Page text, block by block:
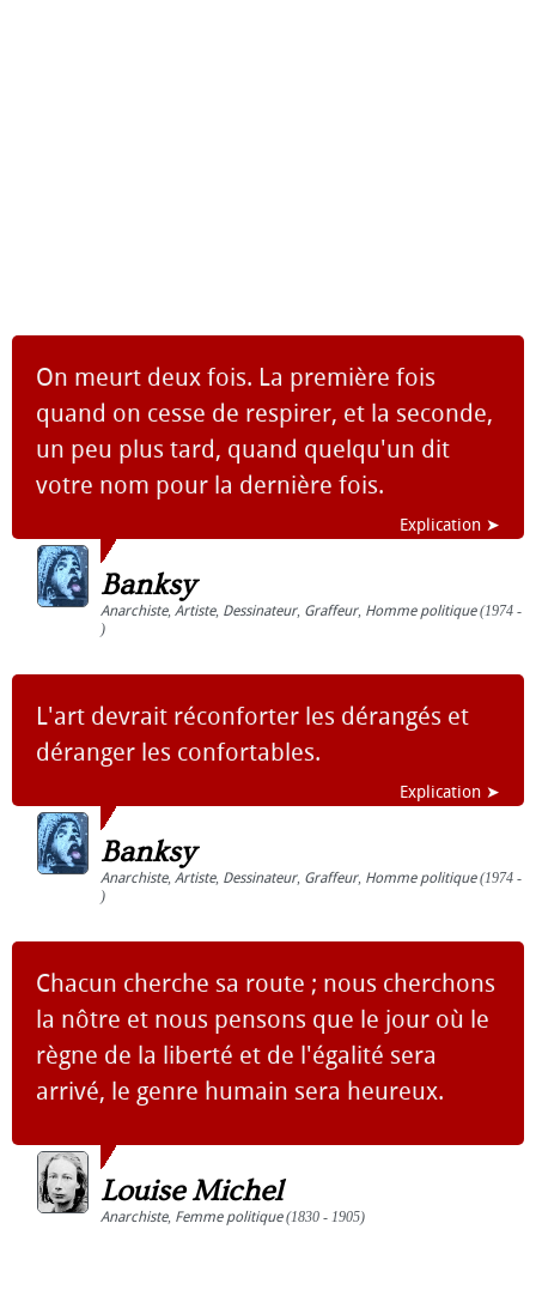
On meurt deux fois. La première fois
quand on cesse de respirer, et la seconde,
un peu plus tard, quand quelqu'un dit
votre nom pour la dernière fois.
Explication ➤
Banksy
Anarchiste, Artiste, Dessinateur, Graffeur, Homme politique(1974 -
)
L'art devrait réconforter les dérangés et
déranger les confortables.
Explication ➤
Banksy
Anarchiste, Artiste, Dessinateur, Graffeur, Homme politique(1974 -
)
Chacun cherche sa route ; nous cherchons
la nôtre et nous pensons que le jour où le
règne de la liberté et de l'égalité sera
arrivé, le genre humain sera heureux.
Louise Michel
Anarchiste, Femme politique(1830 - 1905)